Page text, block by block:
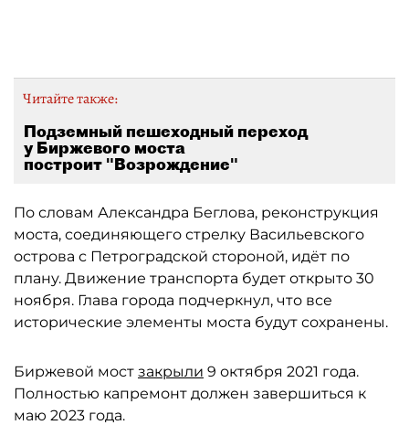
Читайте также:
Подземный пешеходный переход
у Биржевого моста
построит "Возрождение"
По словам Александра Беглова, реконструкция
моста, соединяющего стрелку Васильевского
острова с Петроградской стороной, идёт по
плану. Движение транспорта будет открыто 30
ноября. Глава города подчеркнул, что все
исторические элементы моста будут сохранены.
Биржевой мост закрыли 9 октября 2021 года.
Полностью капремонт должен завершиться к
маю 2023 года.